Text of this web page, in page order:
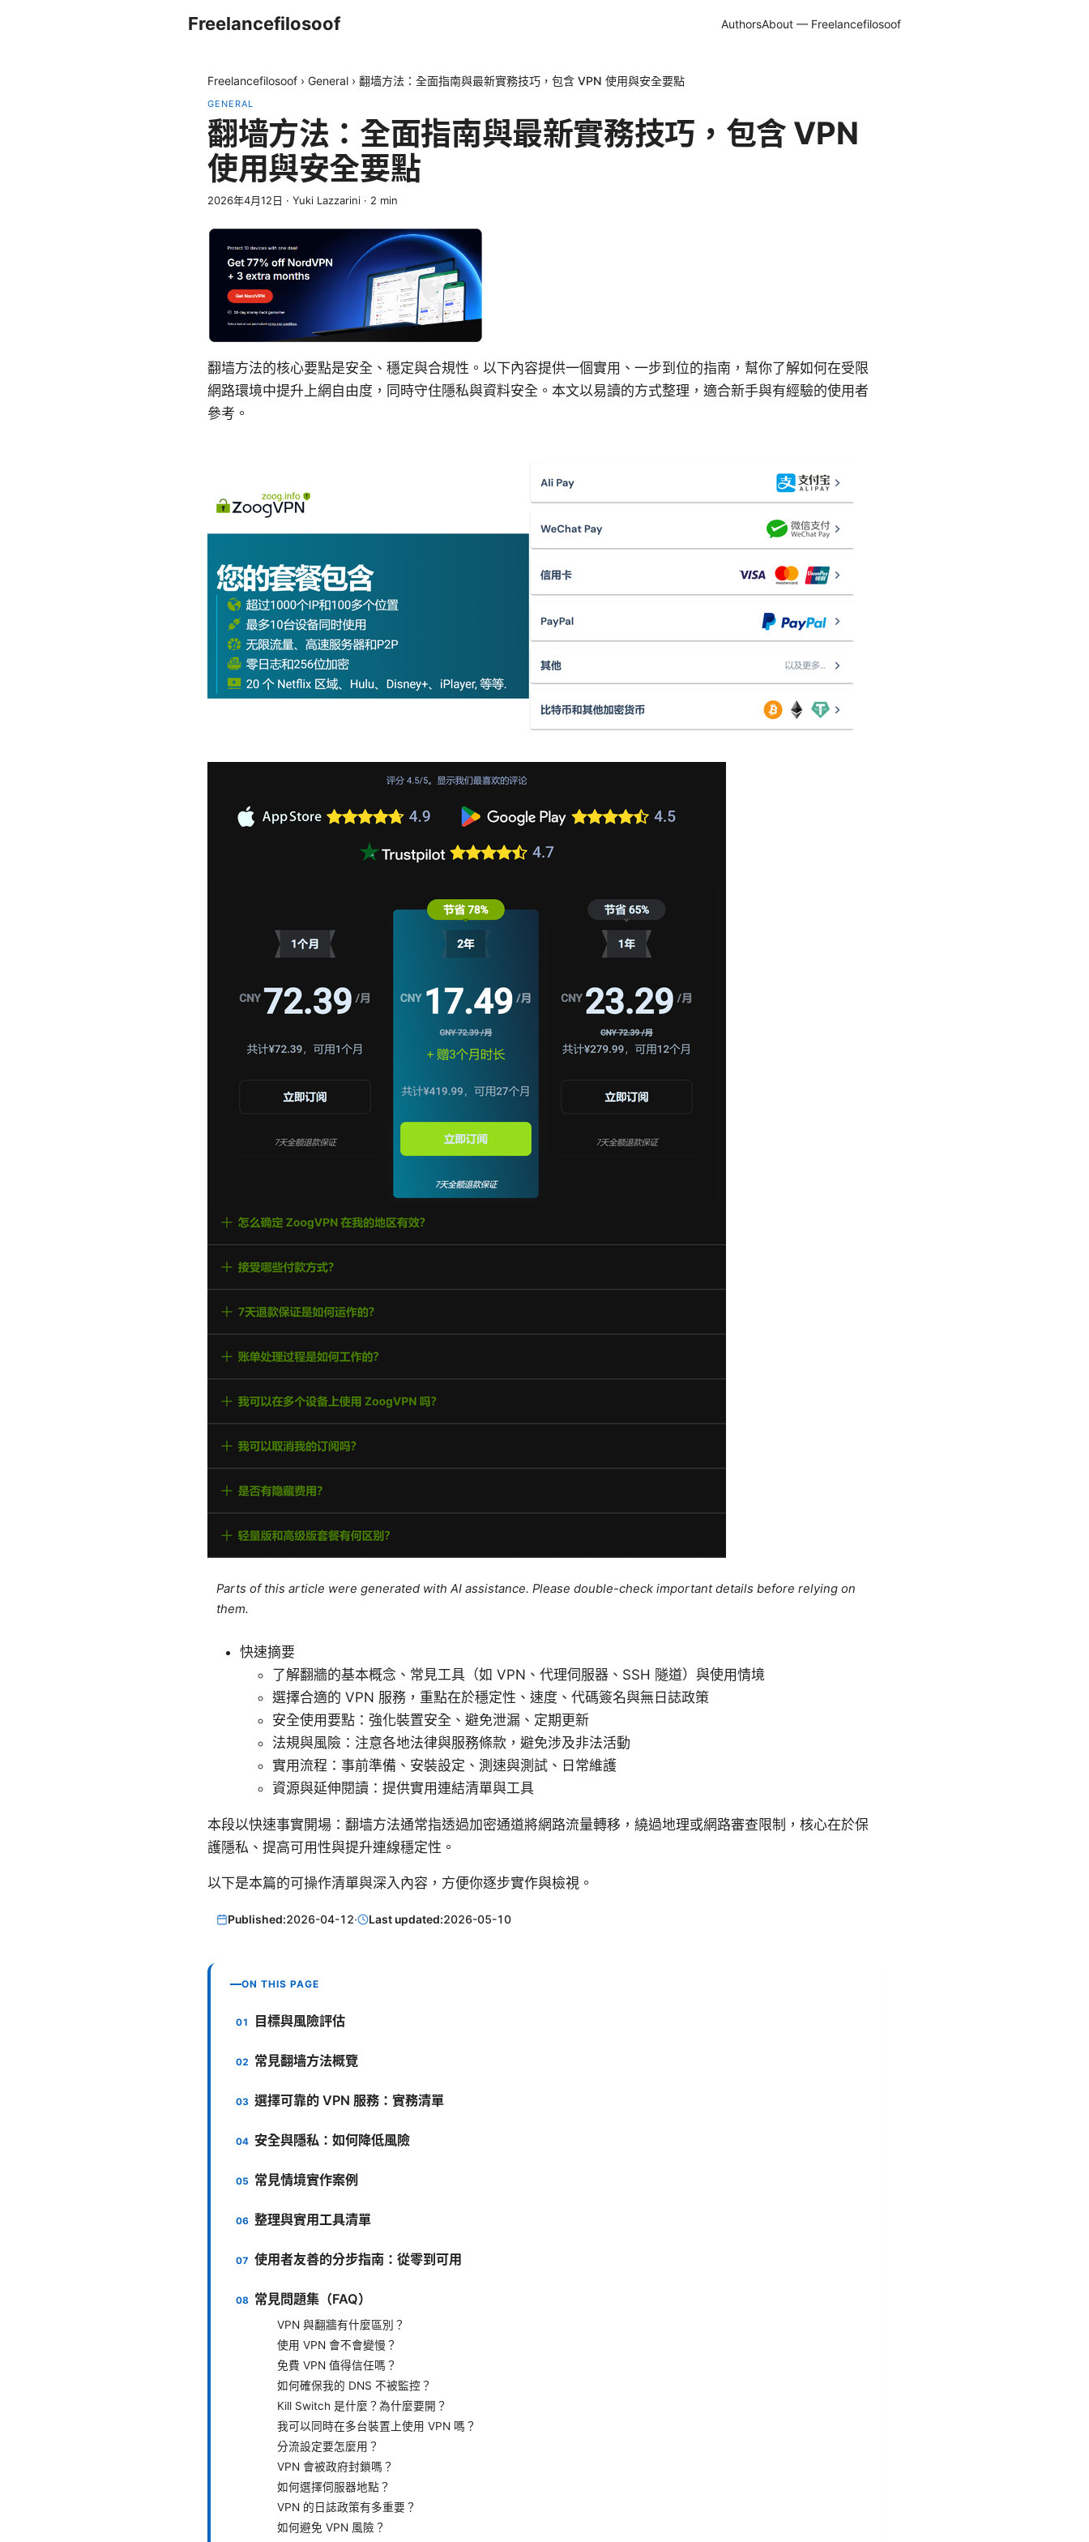
Freelancefilosoof AuthorsAbout — Freelancefilosoof
Freelancefilosoof › General › 翻墙方法：全面指南與最新實務技巧，包含 VPN 使用與安全要點
GENERAL
翻墙方法：全面指南與最新實務技巧，包含 VPN
使用與安全要點
2026年4月12日 · Yuki Lazzarini · 2 min
翻墙方法的核心要點是安全、穩定與合規性。以下內容提供一個實用、一步到位的指南，幫你了解如何在受限
網路環境中提升上網自由度，同時守住隱私與資料安全。本文以易讀的方式整理，適合新手與有經驗的使用者
參考。
Parts of this article were generated with AI assistance. Please double-check important details before relying on
them.
快速摘要
了解翻牆的基本概念、常見工具（如 VPN、代理伺服器、SSH 隧道）與使用情境
選擇合適的 VPN 服務，重點在於穩定性、速度、代碼簽名與無日誌政策
安全使用要點：強化裝置安全、避免泄漏、定期更新
法規與風險：注意各地法律與服務條款，避免涉及非法活動
實用流程：事前準備、安裝設定、測速與測試、日常維護
資源與延伸閱讀：提供實用連結清單與工具
本段以快速事實開場：翻墙方法通常指透過加密通道將網路流量轉移，繞過地理或網路審查限制，核心在於保
護隱私、提高可用性與提升連線穩定性。
以下是本篇的可操作清單與深入內容，方便你逐步實作與檢視。
Published:2026-04-12· Last updated:2026-05-10
ON THIS PAGE
目標與風險評估
常見翻墙方法概覽
選擇可靠的 VPN 服務：實務清單
安全與隱私：如何降低風險
常見情境實作案例
整理與實用工具清單
使用者友善的分步指南：從零到可用
常見問題集（FAQ）
VPN 與翻牆有什麼區別？
使用 VPN 會不會變慢？
免費 VPN 值得信任嗎？
如何確保我的 DNS 不被監控？
Kill Switch 是什麼？為什麼要開？
我可以同時在多台裝置上使用 VPN 嗎？
分流設定要怎麼用？
VPN 會被政府封鎖嗎？
如何選擇伺服器地點？
VPN 的日誌政策有多重要？
如何避免 VPN 風險？